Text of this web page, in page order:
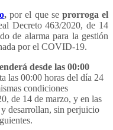
,por el que se prorroga el
Decreto 463/2020, de 14
de alarma para la gestión
por el COVID-19.
desde las 00:00
las 00:00 horas del día 24
condiciones
de 14 de marzo, y en las
desarrollan, sin perjuicio